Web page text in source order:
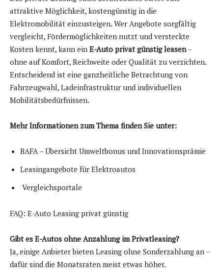
attraktive Möglichkeit, kostengünstig in die
Elektromobilität einzusteigen. Wer Angebote sorgfältig
vergleicht, Fördermöglichkeiten nutzt und versteckte
Kosten kennt, kann ein E-Auto privat günstig leasen –
ohne auf Komfort, Reichweite oder Qualität zu verzichten.
Entscheidend ist eine ganzheitliche Betrachtung von
Fahrzeugwahl, Ladeinfrastruktur und individuellen
Mobilitätsbedürfnissen.
Mehr Informationen zum Thema finden Sie unter:
BAFA – Übersicht Umweltbonus und Innovationsprämie
Leasingangebote für Elektroautos
Vergleichsportale
FAQ: E-Auto Leasing privat günstig
Gibt es E-Autos ohne Anzahlung im Privatleasing?
Ja, einige Anbieter bieten Leasing ohne Sonderzahlung an –
dafür sind die Monatsraten meist etwas höher.